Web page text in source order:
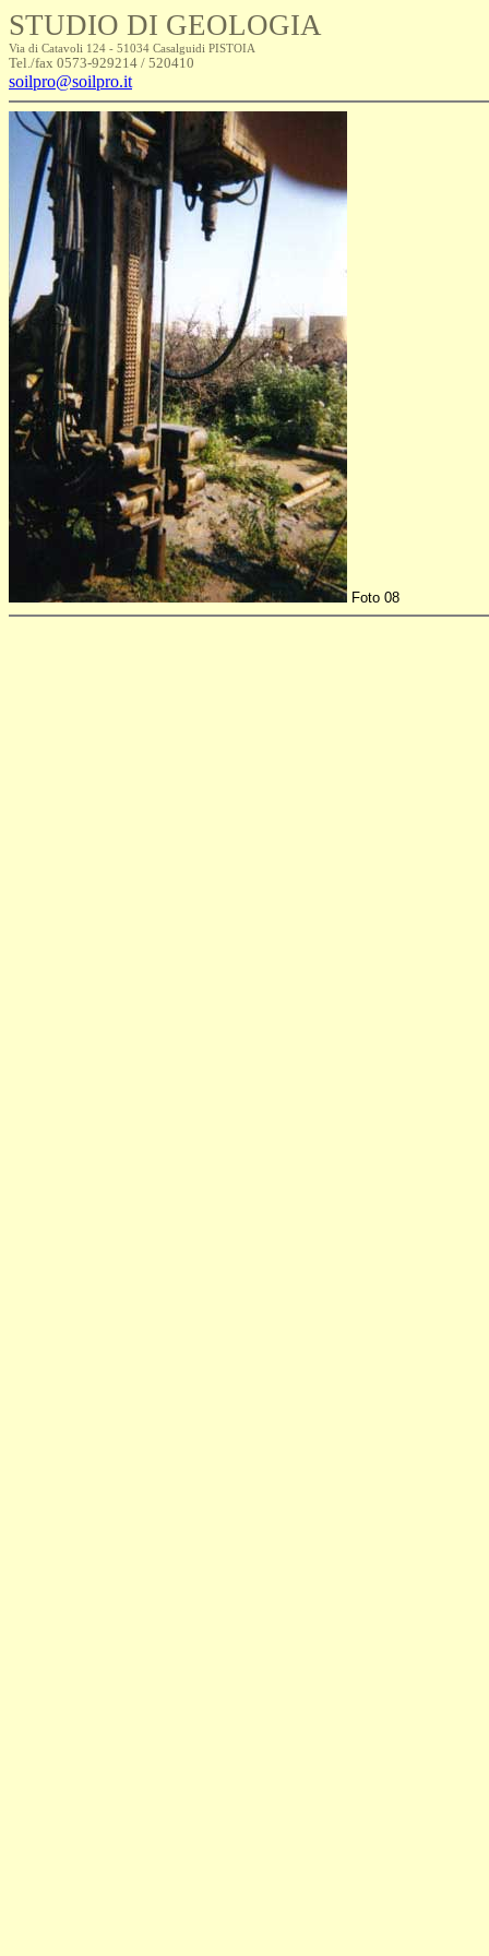
STUDIO DI GEOLOGIA
Via di Catavoli 124 - 51034 Casalguidi PISTOIA
Tel./fax 0573-929214 / 520410
soilpro@soilpro.it
Foto 08